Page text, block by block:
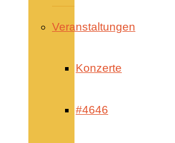
Veranstaltungen
Konzerte
#4646